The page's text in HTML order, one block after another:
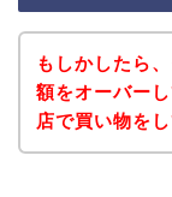
もしかしたら
額をオーバー
店で買い物を